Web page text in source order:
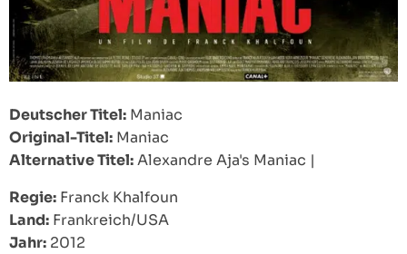
Deutscher Titel: Maniac
Original-Titel: Maniac
Alternative Titel:Alexandre Aja's Maniac |
Regie: Franck Khalfoun
Land: Frankreich/USA
Jahr: 2012